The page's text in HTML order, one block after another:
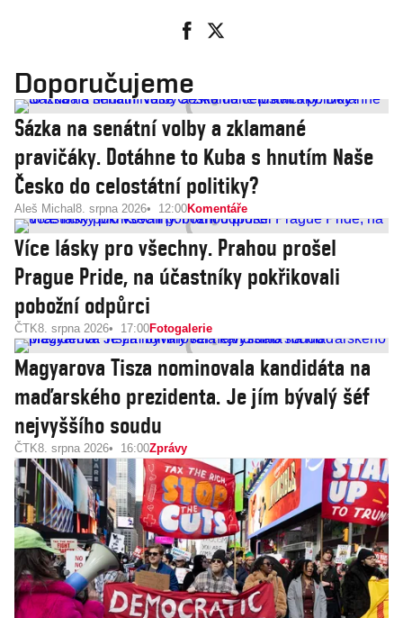
Doporučujeme
Sázka na senátní volby a zklamané
pravičáky. Dotáhne to Kuba s hnutím Naše
Česko do celostátní politiky?
Aleš Michal 8. srpna 2026 12:00Komentáře
Více lásky pro všechny. Prahou prošel
Prague Pride, na účastníky pokřikovali
pobožní odpůrci
ČTK8. srpna 2026 17:00Fotogalerie
Magyarova Tisza nominovala kandidáta na
maďarského prezidenta. Je jím bývalý šéf
nejvyššího soudu
ČTK8. srpna 2026 16:00Zprávy